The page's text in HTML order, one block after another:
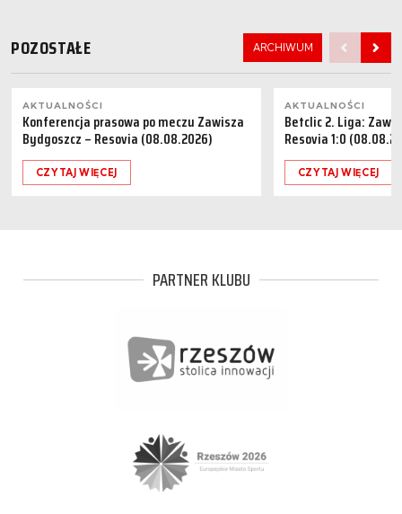
POZOSTAŁE ARCHIWUM
AKTUALNOŚCI
Konferencja prasowa po meczu Zawisza
Bydgoszcz – Resovia (08.08.2026)
CZYTAJ WIĘCEJ
AKTUALNOŚCI
Betclic 2. Liga:
Resovia 1:0
CZYTAJ WIĘCEJ
PARTNER KLUBU